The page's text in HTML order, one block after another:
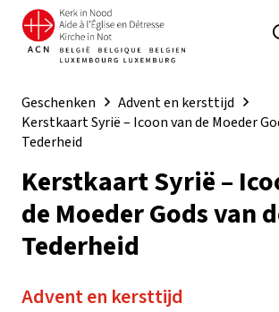
Geschenken
Advent en kersttijd
Kerstkaart Syrië – Icoon van de Moeder
Tederheid
Kerstkaart Syrië –
de Moeder Gods van
Tederheid
Advent en kersttijd